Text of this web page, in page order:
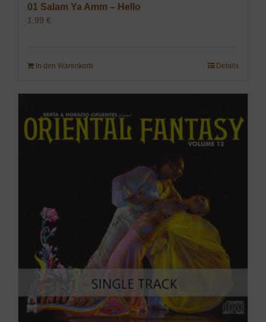
01 Salam Ya Amm – Hello
1,99 €
In den Warenkorb Details